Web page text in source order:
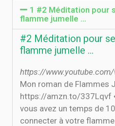
1 #2 Méditation pour
flamme jumelle ...
#2 Méditation pour
flamme jumelle ...
https://
Mon roman de Flammes
https://amzn.to/
vous avez un temps de
connecter à votre